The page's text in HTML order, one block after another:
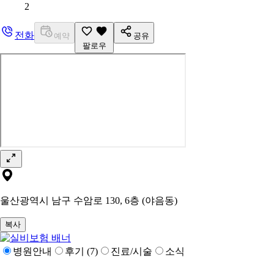
2
전화
예약
팔로우
공유
울산광역시 남구 수암로 130, 6층 (야음동)
복사
병원안내 후기 (7) 진료/시술 소식